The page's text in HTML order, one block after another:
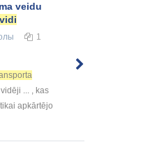
veidu
vidi
1
... , kas
apkārtējo